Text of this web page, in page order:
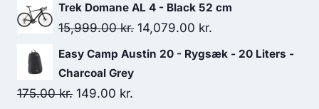
Trek Domane AL 4 - Black 52 cm
15,999.00kr. Original
price
14,079.00 kr.
price
Easy Camp Austin 20 - Rygsæk - 20 Liters -
Charcoal Grey
175.00kr. Original
149.00 kr.